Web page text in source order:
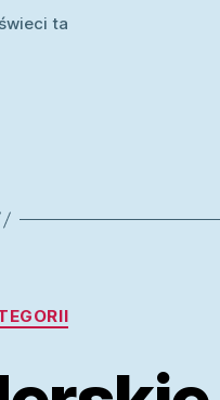
ta
Kategorie